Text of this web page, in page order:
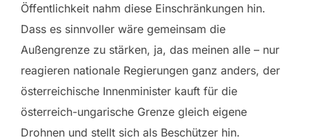
Öffentlichkeit nahm diese Einschränkungen hin.
Dass es sinnvoller wäre gemeinsam die
Außengrenze zu stärken, ja, das meinen alle – nur
reagieren nationale Regierungen ganz anders, der
österreichische Innenminister kauft für die
österreich-ungarische Grenze gleich eigene
Drohnen und stellt sich als Beschützer hin.